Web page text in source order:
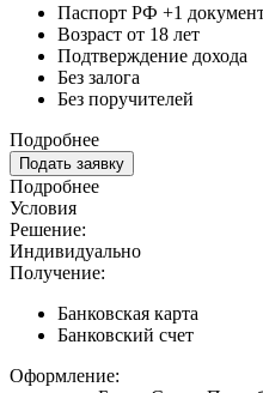
Паспорт РФ +1
Возраст от 18 лет
Подтверждение дохода
Без залога
Без поручителей
Подробнее
Подать заявку
Подробнее
Условия
Решение:
Индивидуально
Получение:
Банковская карта
Банковский счет
Оформление: